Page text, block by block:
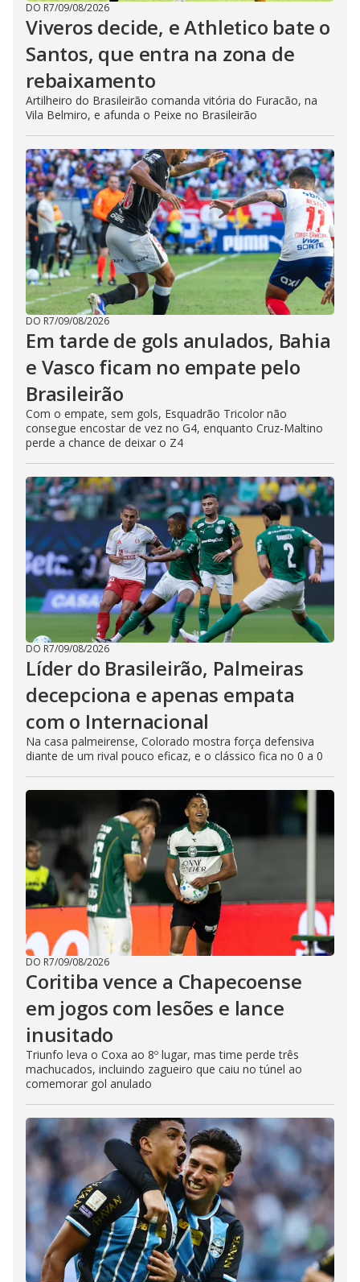
DO R7/09/08/2026
Viveros decide, e Athletico bate o
Santos, que entra na zona de
rebaixamento
Artilheiro do Brasileirão comanda vitória do Furacão, na
Vila Belmiro, e afunda o Peixe no Brasileirão
DO R7/09/08/2026
Em tarde de gols anulados, Bahia
e Vasco ficam no empate pelo
Brasileirão
Com o empate, sem gols, Esquadrão Tricolor não
consegue encostar de vez no G4, enquanto Cruz-Maltino
perde a chance de deixar o Z4
DO R7/09/08/2026
Líder do Brasileirão, Palmeiras
decepciona e apenas empata
com o Internacional
Na casa palmeirense, Colorado mostra força defensiva
diante de um rival pouco eficaz, e o clássico fica no 0 a 0
DO R7/09/08/2026
Coritiba vence a Chapecoense
em jogos com lesões e lance
inusitado
Triunfo leva o Coxa ao 8º lugar, mas time perde três
machucados, incluindo zagueiro que caiu no túnel ao
comemorar gol anulado